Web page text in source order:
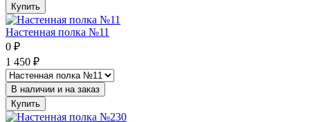
Купить
Настенная полка №11
0 ₽
1 450 ₽
В наличии и на заказ
Купить